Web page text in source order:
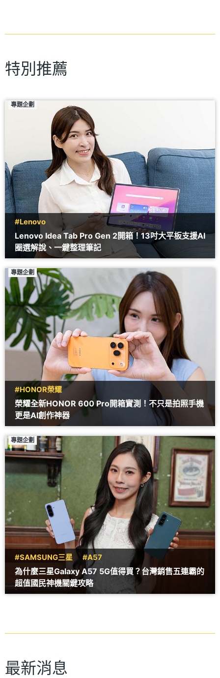
特別推薦
專題企劃
#Lenovo
Lenovo Idea Tab Pro Gen 2開箱！13吋大平板支援AI
圈選解說、一鍵整理筆記
專題企劃
#HONOR榮耀
榮耀全新HONOR 600 Pro開箱實測！不只是拍照手機
更是AI創作神器
專題企劃
#SAMSUNG三星 #A57
為什麼三星Galaxy A57 5G值得買？台灣銷售五連霸的
超值國民神機關鍵攻略
最新消息